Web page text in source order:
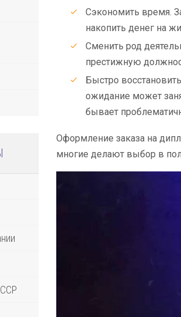
Сэкономить время.
накопить денег на
Сменить род
престижную
Быстро
ожидание может
бывает
Оформление заказа на
многие делают выбор в